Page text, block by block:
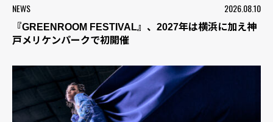
NEWS 2026.08.10
『GREENROOM FESTIVAL』、2027年は横浜に加え神
戸メリケンパークで初開催